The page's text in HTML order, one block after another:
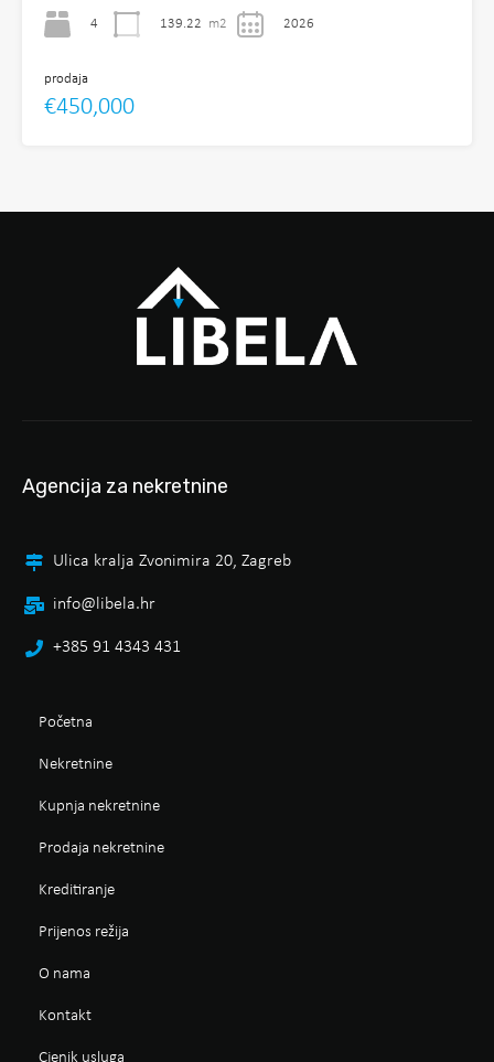
4 139.22 m2 2026
prodaja
€450,000
Agencija za nekretnine
Ulica kralja Zvonimira 20, Zagreb
info@libela.hr
+385 91 4343 431
Početna
Nekretnine
Kupnja nekretnine
Prodaja nekretnine
Kreditiranje
Prijenos režija
O nama
Kontakt
Cjenik usluga